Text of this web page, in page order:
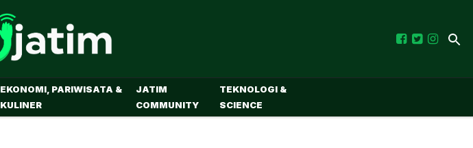
EKONOMI, PARIWISATA &
KULINER
JATIM
COMMUNITY
TEKNOLOGI &
SCIENCE